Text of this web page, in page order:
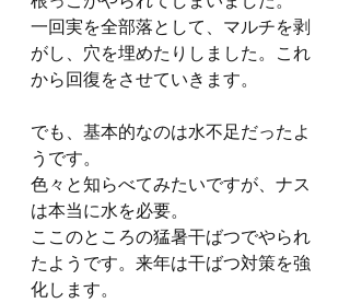
一回実を全部落として、マルチを剥
がし、穴を埋めたりしました。これ
から回復をさせていきます。
でも、基本的なのは水不足だったよ
うです。
色々と知らべてみたいですが、ナス
は本当に水を必要。
ここのところの猛暑干ばつでやられ
たようです。来年は干ばつ対策を強
化します。